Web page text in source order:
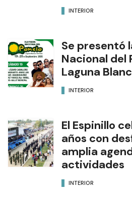
INTERIOR
Se presentó
Nacional del
Laguna
INTERIOR
El Espinillo
años con
amplia
actividades
INTERIOR